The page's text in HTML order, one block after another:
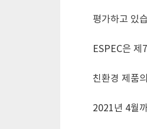
평가하고 있
ESPEC은
친환경 제품
2021년 4월